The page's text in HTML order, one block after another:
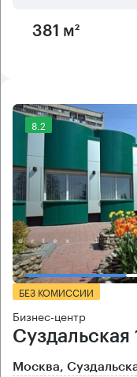
381 м²
8.2
БЕЗ КОМИССИИ
Бизнес-центр
Суздальская
Москва,